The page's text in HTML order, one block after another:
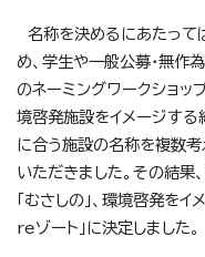
名称を決めるにあたって
め、学生や一般公募・無作
のネーミングワークショッ
境啓発施設をイメージする
に合う施設の名称を複数考
いただきました。その結果
「むさしの」、環境啓発をイ
reゾート」に決定しました。